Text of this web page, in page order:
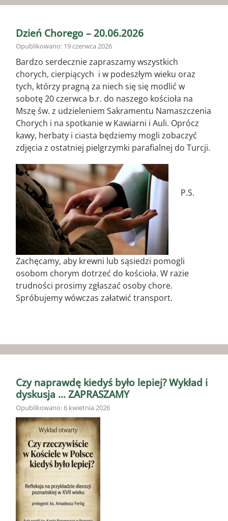
Dzień Chorego – 20.06.2026
Opublikowano: 19 czerwca 2026
Bardzo serdecznie zapraszamy wszystkich
chorych, cierpiących i w podeszłym wieku oraz
tych, którzy pragną za niech się się modlić w
sobotę 20 czerwca b.r. do naszego kościoła na
Mszę św. z udzieleniem Sakramentu Namaszczenia
Chorych i na spotkanie w Kawiarni i Auli. Oprócz
kawy, herbaty i ciasta będziemy mogli zobaczyć
zdjęcia z ostatniej pielgrzymki parafialnej do Turcji.
P.S.
Zachęcamy, aby krewni lub sąsiedzi pomogli
osobom chorym dotrzeć do kościoła. W razie
trudności prosimy zgłaszać osoby chore.
Spróbujemy wówczas załatwić transport.
Czy naprawdę kiedyś było lepiej? Wykład i
dyskusja … ZAPRASZAMY
Opublikowano: 6 kwietnia 2026